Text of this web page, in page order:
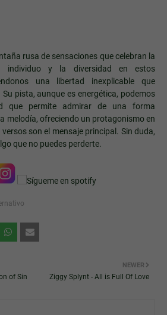
rusa de sensaciones que celebran la
individuo y la diversidad en estos
una libertad inexplicable que
Su pista, aunque es energética, podemos
que permite admirar de una forma
melodía, ofreciendo un protagonismo en
son el mensaje principal. Sin duda,
que no puedes perderte.
NEWER
Ziggy Splynt - All is Full Of Love
of Sin